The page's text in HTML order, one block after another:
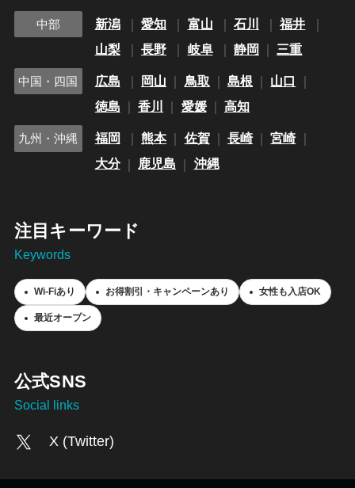
中部 新潟 愛知 富山 石川
福井
山梨
長野 岐阜 静岡 三重
中国・四国 広島 岡山 鳥取 島根
山口
徳島
香川 愛媛 高知
九州・沖縄 福岡 熊本 佐賀 長崎
宮崎
大分
鹿児島 沖縄
注目キーワード
Keywords
Wi-Fiあり お得割引・キャンペーンあり 女性も入店OK
最近オープン
公式SNS
Social links
X (Twitter)